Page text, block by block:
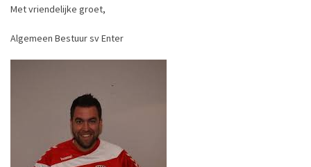
Met vriendelijke groet,
Algemeen Bestuur sv Enter